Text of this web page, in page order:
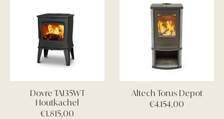
Dovre TAI35WT
Houtkachel
€1.815,00
Altech Torus Depot
€4.154,00